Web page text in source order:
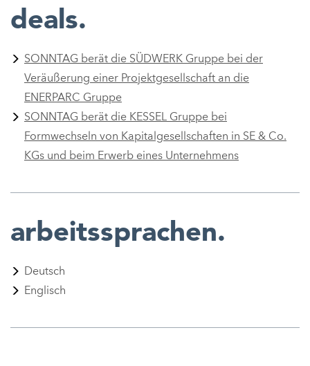
deals.
SONNTAG berät die SÜDWERK Gruppe bei der
Veräußerung einer Projektgesellschaft an die
ENERPARC Gruppe
SONNTAG berät die KESSEL Gruppe bei
Formwechseln von Kapitalgesellschaften in SE & Co.
KGs und beim Erwerb eines Unternehmens
arbeitssprachen.
Deutsch
Englisch